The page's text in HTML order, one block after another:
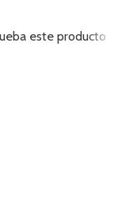
este producto